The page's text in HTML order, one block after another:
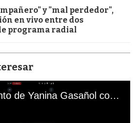
y "mal perdedor",
en vivo entre dos
programa radial
El mal momento de Yanina Gasañol con un hincha argentino en "Subrayado"